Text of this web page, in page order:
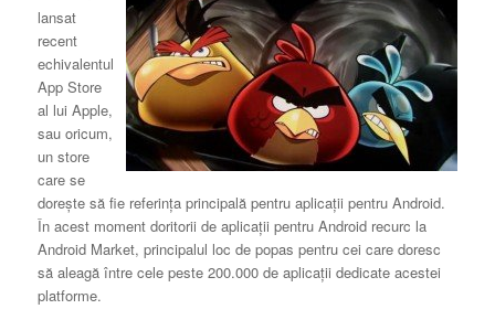
lansat
recent
echivalentul
App Store
al lui Apple,
sau oricum,
un store
care se
doreşte să fie referinţa principală pentru aplicaţii pentru Android.
În acest moment doritorii de aplicaţii pentru Android recurc la
Android Market, principalul loc de popas pentru cei care doresc
să aleagă între cele peste 200.000 de aplicaţii dedicate acestei
platforme.